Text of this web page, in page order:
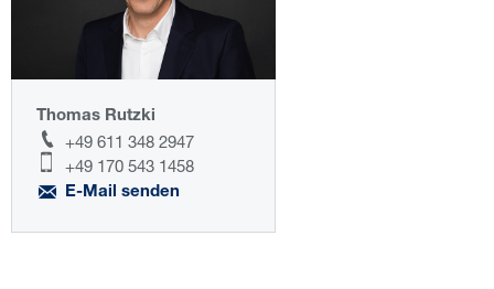
Thomas Rutzki
+49 611 348 2947
+49 170 543 1458
E-Mail senden